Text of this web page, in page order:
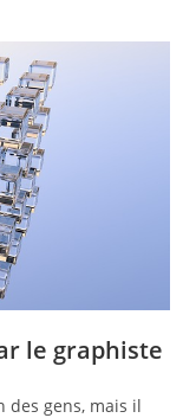
le graphiste
des gens, mais il